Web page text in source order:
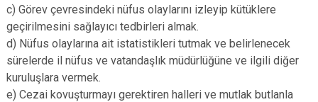
Büyükçekmece
Çatalca
Esenler
Eyüpsultan
Sarıyer
Şile
Silivri
Çekmeköy
Sancaktepe
c) Görev çevresindeki nüfus olaylarını izleyip kütüklere
geçirilmesini sağlayıcı tedbirleri almak.
d) Nüfus olaylarına ait istatistikleri tutmak ve belirlenecek
sürelerde il nüfus ve vatandaşlık müdürlüğüne ve ilgili diğer
kuruluşlara vermek.
e) Cezai kovuşturmayı gerektiren halleri ve mutlak butlanla